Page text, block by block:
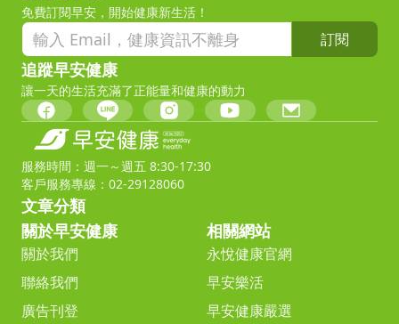
免費訂閱早安，開始健康新生活！
訂閱
追蹤早安健康
讓一天的生活充滿了正能量和健康的動力
服務時間：週一～週五 8:30-17:30
客戶服務專線：02-29128060
文章分類
關於早安健康
關於我們
聯絡我們
廣告刊登
相關網站
永悅健康官網
早安樂活
早安健康嚴選